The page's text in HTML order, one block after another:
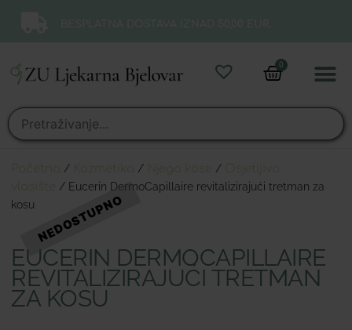
0
/ / /
/ Eucerin DermoCapillaire revitalizirajući tretman za
kosu
EUCERIN DERMOCAPILLAIRE
REVITALIZIRAJUĆI TRETMAN
ZA KOSU